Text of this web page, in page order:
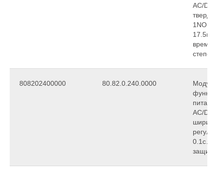
АС/DC,
1NO
808202400000 80.82.0.240.0000
АС/DC,